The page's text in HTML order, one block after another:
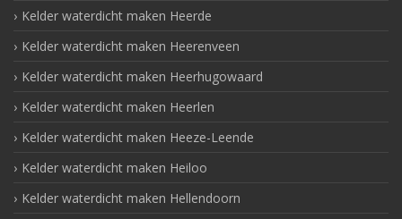
Kelder waterdicht maken Heerde
Kelder waterdicht maken Heerenveen
Kelder waterdicht maken Heerhugowaard
Kelder waterdicht maken Heerlen
Kelder waterdicht maken Heeze-Leende
Kelder waterdicht maken Heiloo
Kelder waterdicht maken Hellendoorn